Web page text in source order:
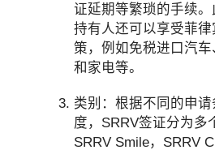
证延期等繁琐的手续
持有人还可以享受菲
策，例如免税进口汽
和家电等。
类别：根据不同的申
度，SRRV签证分为多
SRRV Smile，SRRV